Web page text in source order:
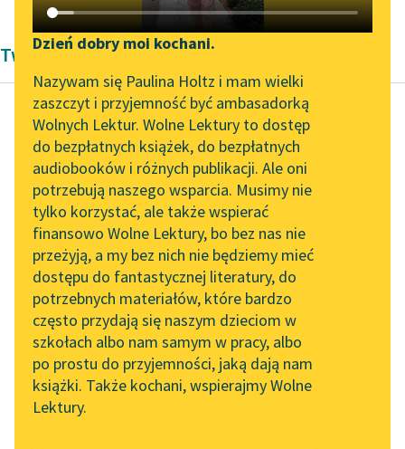
Katalog DAISY
Podkasty o książkach
Zgłoś brak utworu
Aktualności
Spotkanie z Katarzyną
Tunkiel w Oslo
Wolne Lektury na 32.
Pol’and’Rock Festivalu
„Kochanek Lady
Chatterley” do słuchania
na Wolnych Lekturach
Nowy audiobook –
„Marzenie o Oriencie”
Sophie Elkan
Kolekcja Nadwyraz.com x
Wolne Lektury – idealna na
Narzędzia
Mapa Wolnych Lektur
Leśmianator
Przewodnik dla piszących i
czytających
API
OAI-PMH
Widget Wolnych Lektur
Przypisy
Dzień dobry moi kochani.
Nazywam się Paulina Holtz i mam wielki
zaszczyt i przyjemność być ambasadorką
Wolnych Lektur. Wolne Lektury to dostęp
do bezpłatnych książek, do bezpłatnych
audiobooków i różnych publikacji. Ale oni
potrzebują naszego wsparcia. Musimy nie
tylko korzystać, ale także wspierać
finansowo Wolne Lektury, bo bez nas nie
przeżyją, a my bez nich nie będziemy mieć
dostępu do fantastycznej literatury, do
potrzebnych materiałów, które bardzo
często przydają się naszym dzieciom w
szkołach albo nam samym w pracy, albo
po prostu do przyjemności, jaką dają nam
książki. Także kochani, wspierajmy Wolne
Lektury.
Twórczość Tadeusza Nalepińskiego
Tadeusz Nalepiński
Z pomroku
czarnych nocy
chust...
Z pomroku czarnych
nocy chust
wyziera blada twarz.
Ustami szuka moich
ust —
… ach, masz mnie...